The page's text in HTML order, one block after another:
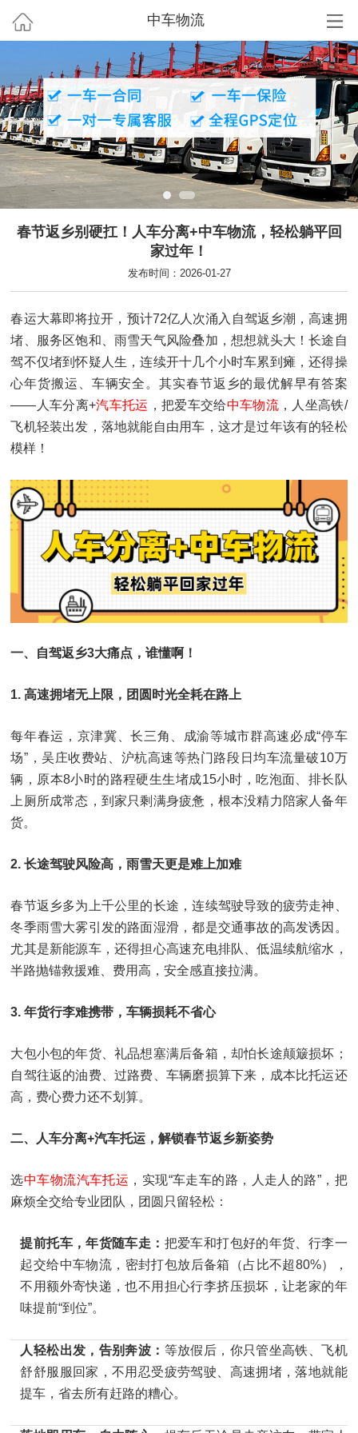
中车物流
春节返乡别硬扛！人车分离+中车物流，轻松躺平回
家过年！
发布时间：2026-01-27
春运大幕即将拉开，预计72亿人次涌入自驾返乡潮，高速拥
堵、服务区饱和、雨雪天气风险叠加，想想就头大！长途自
驾不仅堵到怀疑人生，连续开十几个小时车累到瘫，还得操
心年货搬运、车辆安全。其实春节返乡的最优解早有答案
——人车分离+汽车托运 ，把爱车交给中车物流，人坐高铁/
飞机轻装出发，落地就能自由用车，这才是过年该有的轻松
模样！
一、自驾返乡3大痛点，谁懂啊！
1. 高速拥堵无上限，团圆时光全耗在路上
每年春运，京津冀、长三角、成渝等城市群高速必成“停车
场”，吴庄收费站、沪杭高速等热门路段日均车流量破10万
辆，原本8小时的路程硬生生堵成15小时，吃泡面、排长队
上厕所成常态，到家只剩满身疲惫，根本没精力陪家人备年
货。
2. 长途驾驶风险高，雨雪天更是难上加难
春节返乡多为上千公里的长途，连续驾驶导致的疲劳走神、
冬季雨雪大雾引发的路面湿滑，都是交通事故的高发诱因。
尤其是新能源车，还得担心高速充电排队、低温续航缩水，
半路抛锚救援难、费用高，安全感直接拉满。
3. 年货行李难携带，车辆损耗不省心
大包小包的年货、礼品想塞满后备箱，却怕长途颠簸损坏；
自驾往返的油费、过路费、车辆磨损算下来，成本比托运还
高，费心费力还不划算。
二、人车分离+汽车托运，解锁春节返乡新姿势
选中车物流汽车托运 ，实现“车走车的路，人走人的路”，把
麻烦全交给专业团队，团圆只留轻松：
提前托车，年货随车走： 把爱车和打包好的年货、行李一
起交给中车物流，密封打包放后备箱（占比不超80%），
不用额外寄快递，也不用担心行李挤压损坏，让老家的年
味提前“到位”。
人轻松出发，告别奔波： 等放假后，你只管坐高铁、飞机
舒舒服服回家，不用忍受疲劳驾驶、高速拥堵，落地就能
提车，省去所有赶路的糟心。